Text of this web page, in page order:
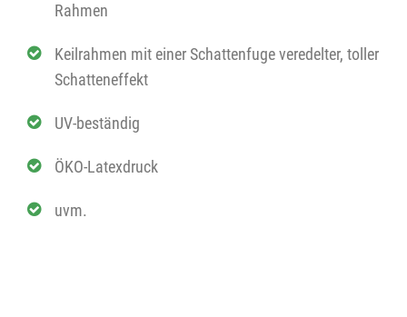
Rahmen
Keilrahmen mit einer Schattenfuge veredelter, toller
Schatteneffekt
UV-beständig
ÖKO-Latexdruck
uvm.